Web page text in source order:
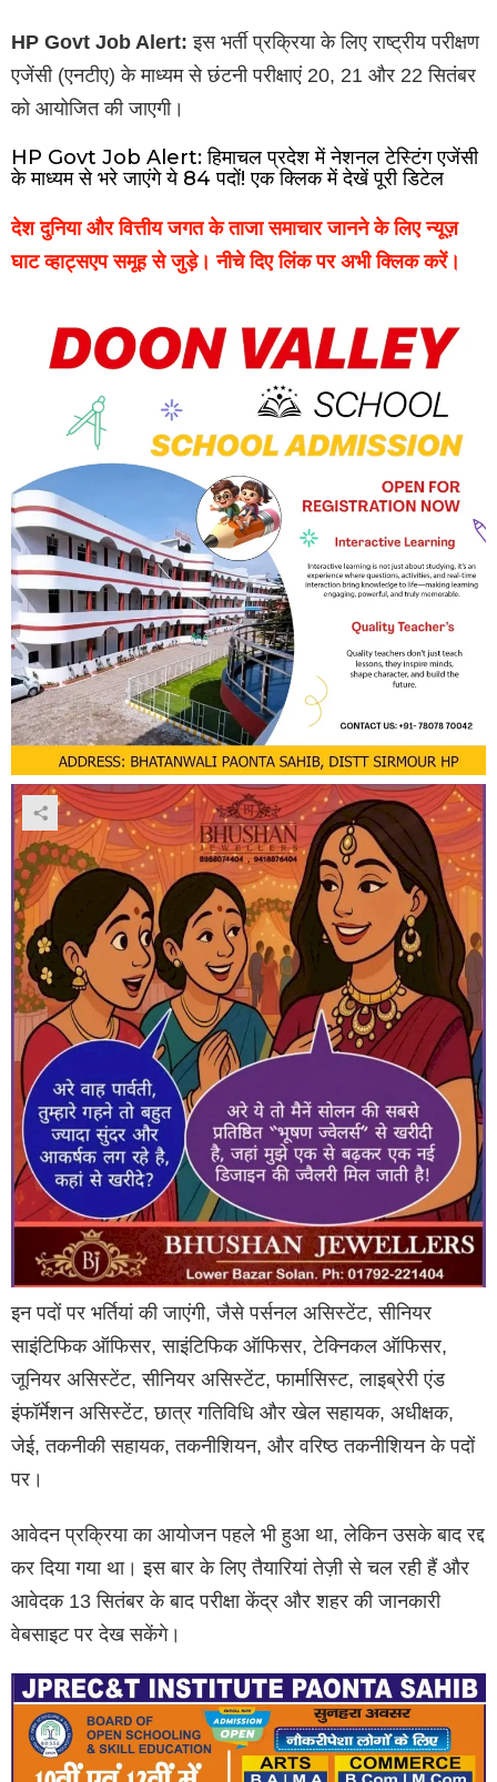
HP Govt Job Alert: इस भर्ती प्रक्रिया के लिए राष्ट्रीय परीक्षण
एजेंसी (एनटीए) के माध्यम से छंटनी परीक्षाएं 20, 21 और 22 सितंबर
को आयोजित की जाएगी।
HP Govt Job Alert: हिमाचल प्रदेश में नेशनल टेस्टिंग एजेंसी
के माध्यम से भरे जाएंगे ये 84 पदों! एक क्लिक में देखें पूरी डिटेल
देश दुनिया और वित्तीय जगत के ताजा समाचार जानने के लिए न्यूज़
घाट व्हाट्सएप समूह से जुड़े। नीचे दिए लिंक पर अभी क्लिक करें।
इन पदों पर भर्तियां की जाएंगी, जैसे पर्सनल असिस्टेंट, सीनियर
साइंटिफिक ऑफिसर, साइंटिफिक ऑफिसर, टेक्निकल ऑफिसर,
जूनियर असिस्टेंट, सीनियर असिस्टेंट, फार्मासिस्ट, लाइब्रेरी एंड
इंफॉर्मेशन असिस्टेंट, छात्र गतिविधि और खेल सहायक, अधीक्षक,
जेई, तकनीकी सहायक, तकनीशियन, और वरिष्ठ तकनीशियन के पदों
पर।
आवेदन प्रक्रिया का आयोजन पहले भी हुआ था, लेकिन उसके बाद रद्द
कर दिया गया था। इस बार के लिए तैयारियां तेज़ी से चल रही हैं और
आवेदक 13 सितंबर के बाद परीक्षा केंद्र और शहर की जानकारी
वेबसाइट पर देख सकेंगे।